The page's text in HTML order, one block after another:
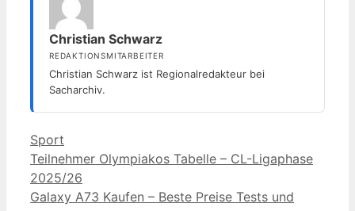
Christian Schwarz
REDAKTIONSMITARBEITER
Christian Schwarz ist Regionalredakteur bei
Sacharchiv.
Kategorien
Sport
Teilnehmer Olympiakos Tabelle – CL-Ligaphase
2025/26
Galaxy A73 Kaufen – Beste Preise Tests und